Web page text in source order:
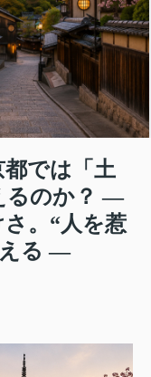
都では「土
るのか？ ―
。“人を惹
える ―